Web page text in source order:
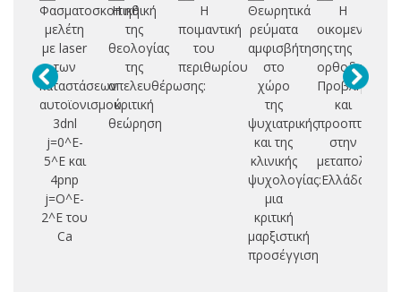
Φασματοσκοπική
μελέτη
με laser
των
καταστάσεων
αυτοϊονισμού
3dnl
j=0^E-
5^E και
4pnp
j=O^E-
2^E του
Ca
Η ηθική
της
θεολογίας
της
απελευθέρωσης:
κριτική
θεώρηση
Η
ποιμαντική
του
περιθωρίου
Θεωρητικά
ρεύματα
αμφισβήτησης
στο
χώρο
της
ψυχιατρικής
και της
κλινικής
ψυχολογίας:
μια
κριτική
μαρξιστική
προσέγγιση
Η
της
ορθοδοξίας.
Προβλήματα
και
προοπτικές
στην
μεταπολεμική
Ελλάδα